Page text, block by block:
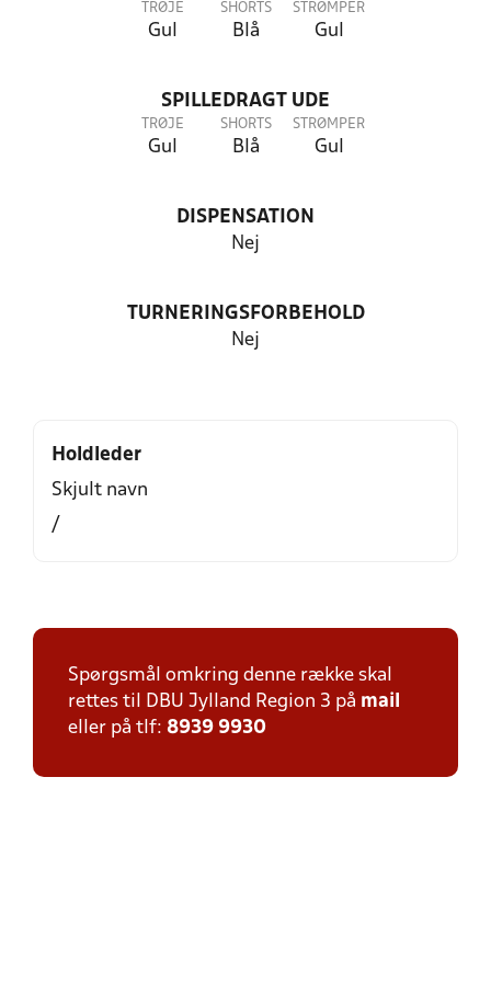
TRØJE
Gul
SHORTS
Blå
STRØMPER
Gul
SPILLEDRAGT UDE
TRØJE
Gul
SHORTS
Blå
STRØMPER
Gul
DISPENSATION
Nej
TURNERINGSFORBEHOLD
Nej
Holdleder
Skjult navn
/
Spørgsmål omkring denne række skal
rettes til DBU Jylland Region 3 på mail
eller på tlf: 8939 9930